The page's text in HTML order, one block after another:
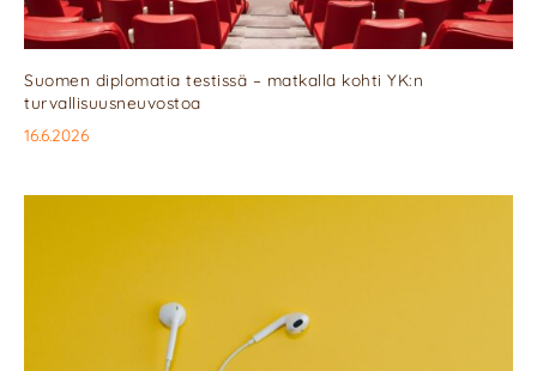
Suomen diplomatia testissä – matkalla kohti YK:n
turvallisuusneuvostoa
16.6.2026